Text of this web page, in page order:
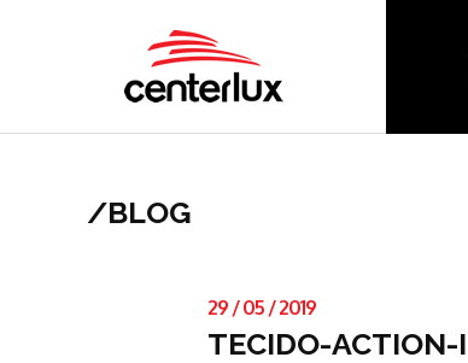
/BLOG
29 /05 /2019
TECIDO-